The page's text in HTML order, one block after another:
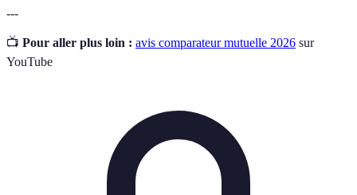
---
📺 Pour aller plus loin : avis comparateur mutuelle 2026 sur
YouTube